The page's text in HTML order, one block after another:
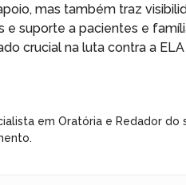
mas também traz
e suporte a pacientes e
crucial na luta contra a
em Oratória e Redador do